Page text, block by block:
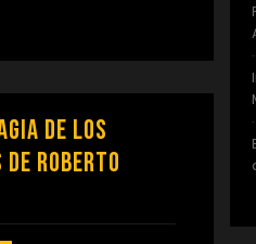
de los
Roberto